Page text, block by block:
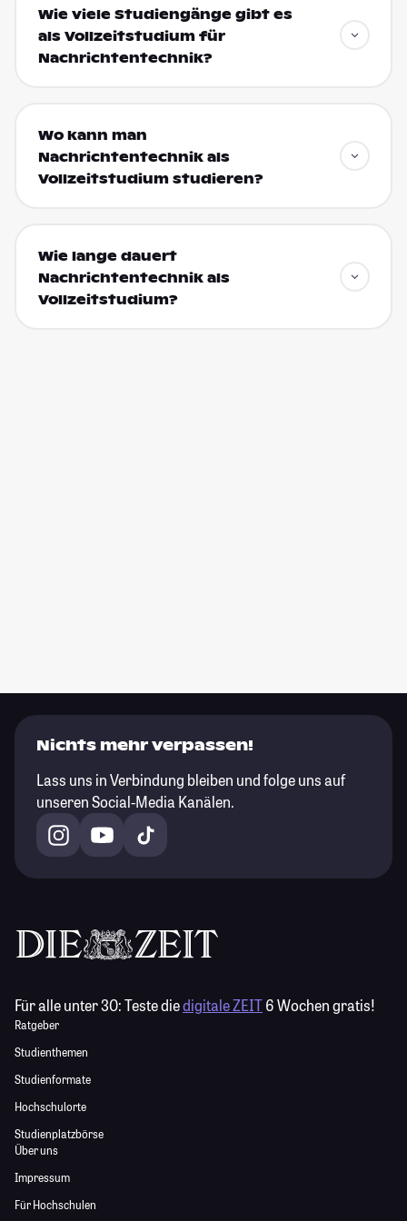
Wie viele Studiengänge gibt es
als Vollzeitstudium für
Nachrichtentechnik?
Wo kann man
Nachrichtentechnik als
Vollzeitstudium studieren?
Wie lange dauert
Nachrichtentechnik als
Vollzeitstudium?
Nichts mehr verpassen!
Lass uns in Verbindung bleiben und folge uns auf
unseren Social-Media Kanälen.
Für alle unter 30:Teste diedigitale ZEIT6 Wochen gratis!
Ratgeber
Studienthemen
Studienformate
Hochschulorte
Studienplatzbörse
Über uns
Impressum
Für Hochschulen